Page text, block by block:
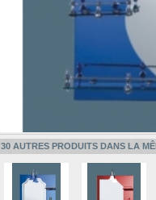
30 AUTRES PRODUITS DANS LA